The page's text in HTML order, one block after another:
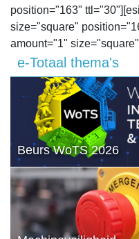
position="163"
size="square"
amount="1"
e-Totaal thema's
Beurs WoTS 2026